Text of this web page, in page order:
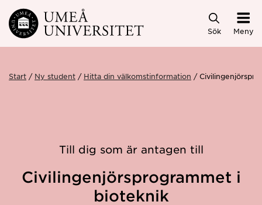
Hoppa direkt till innehållet
Sök Meny
Start Ny student Hitta din välkomstinformation
Till dig som är antagen till
Civilingenjörsprogrammet i
bioteknik